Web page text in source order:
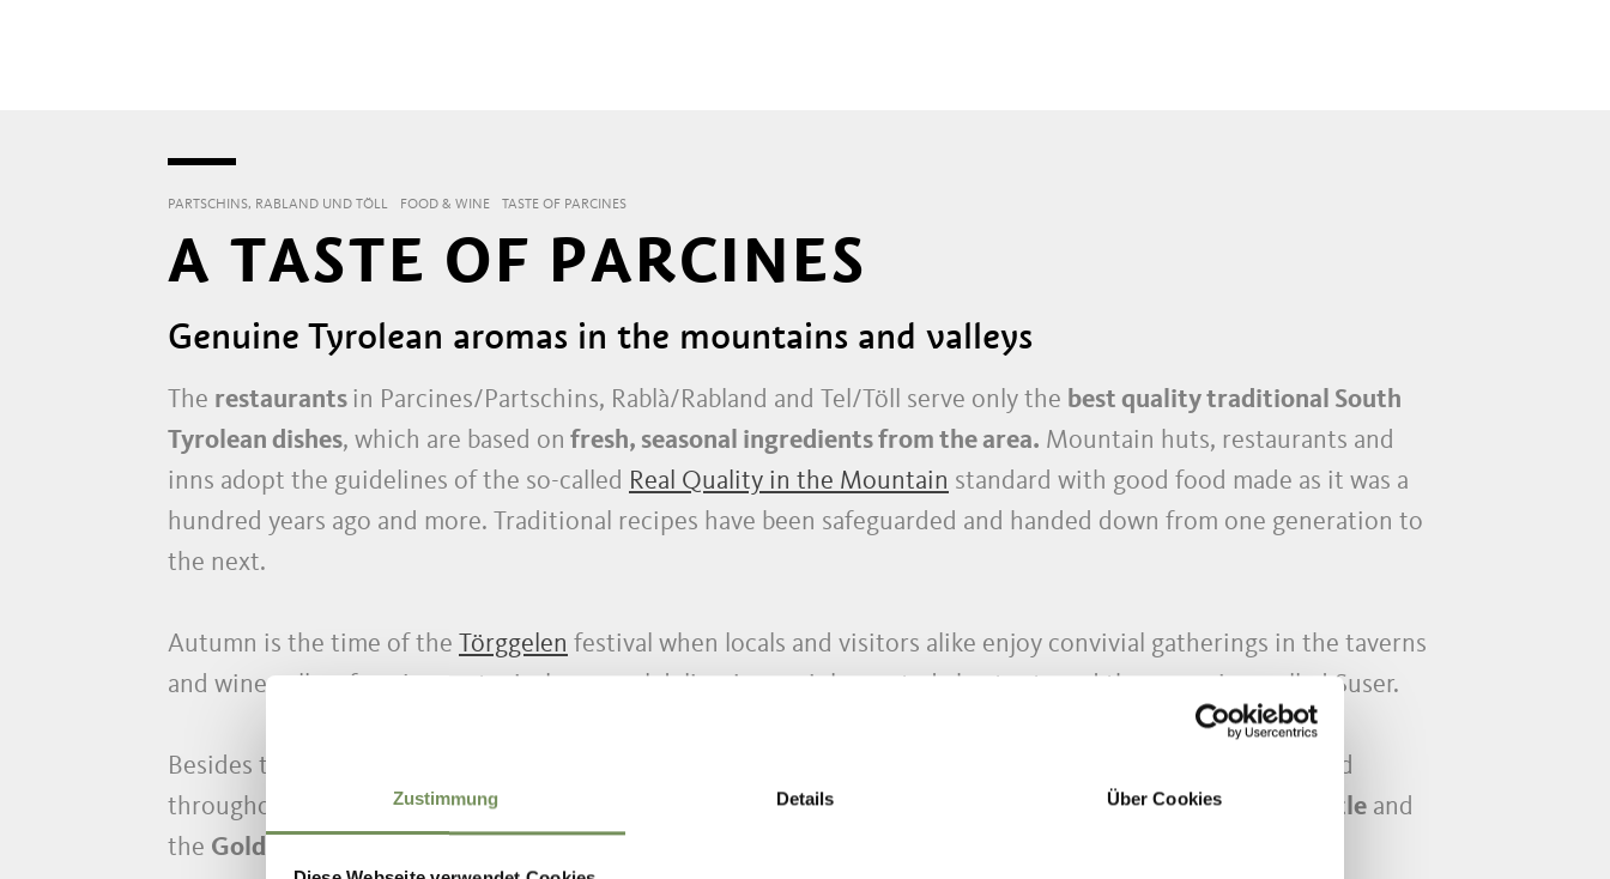
Zustimmung Details Über Cookies
PARTSCHINS, RABLAND UND TÖLL FOOD & WINE TASTE OF PARCINES
A TASTE OF PARCINES
Genuine Tyrolean aromas in the mountains and valleys
The restaurants in Parcines/Partschins, Rablà/Rabland and Tel/Töll serve only the best quality traditional South
Tyrolean dishes, which are based on fresh, seasonal ingredients from the area. Mountain huts, restaurants and
inns adopt the guidelines of the so-called Real Quality in the Mountain standard with good food made as it was a
hundred years ago and more. Traditional recipes have been safeguarded and handed down from one generation to
the next.
Autumn is the time of the Törggelen festival when locals and visitors alike enjoy convivial gatherings in the taverns
and wine cellars feasting on typical seasonal delicacies, mainly roasted chestnuts and the new wine, called Suser.
Besides the
the gourmet culture in Parcines is celebrated
throughout the year innumerous other gastronomic events such as the Wine Festival inStachelburg Castle and
the Goldener Herbsttag gourmet hiking tour.